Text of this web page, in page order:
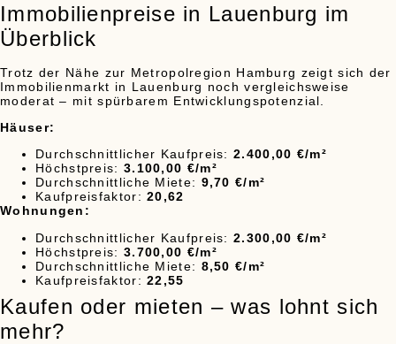
Immobilienpreise in Lauenburg im
Überblick
Trotz der Nähe zur Metropolregion Hamburg zeigt sich der
Immobilienmarkt in Lauenburg noch vergleichsweise
moderat – mit spürbarem Entwicklungspotenzial.
Häuser:
Durchschnittlicher Kaufpreis: 2.400,00 €/m²
Höchstpreis: 3.100,00 €/m²
Durchschnittliche Miete: 9,70 €/m²
Kaufpreisfaktor:20,62
Wohnungen:
Durchschnittlicher Kaufpreis: 2.300,00 €/m²
Höchstpreis: 3.700,00 €/m²
Durchschnittliche Miete: 8,50 €/m²
Kaufpreisfaktor:22,55
Kaufen oder mieten – was lohnt sich
mehr?